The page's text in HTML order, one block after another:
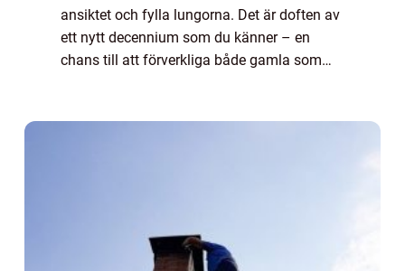
ansiktet och fylla lungorna. Det är doften av
ett nytt decennium som du känner – en
chans till att förverkliga både gamla som